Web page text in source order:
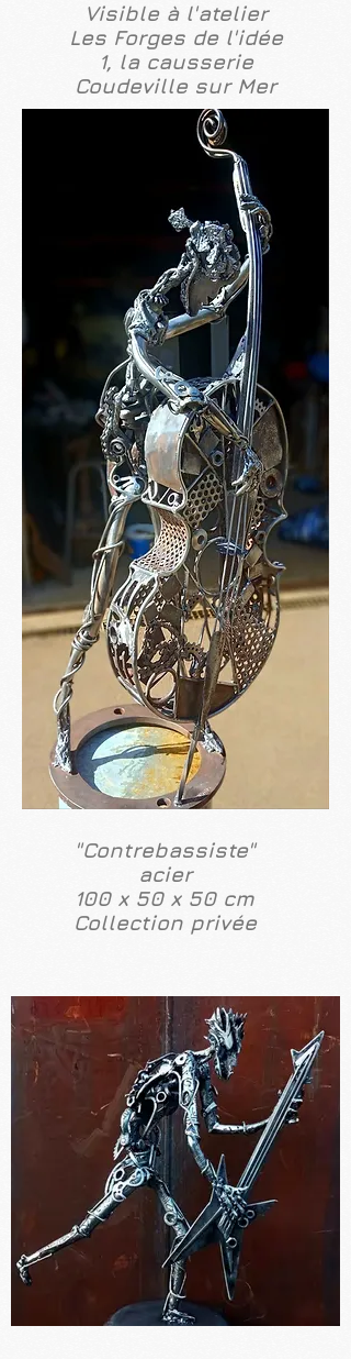
Visible à l'atelier
Les Forges de l'idée
1, la causserie
Coudeville sur Mer
"Contrebassiste"
acier
100 x 50 x 50 cm
Collection privée